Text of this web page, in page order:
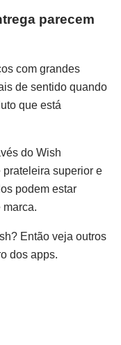
parecem
com grandes
de sentido quando
que está
do Wish
superior e
podem estar
marca.
Então veja outros
dos apps.